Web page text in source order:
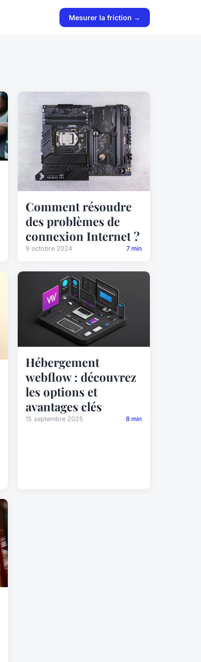
Mesurer la friction →
Comment résoudre
des problèmes de
connexion Internet ?
9 octobre 2024 7 min
Hébergement
webflow : découvrez
les options et
avantages clés
15 septembre 2025 8 min